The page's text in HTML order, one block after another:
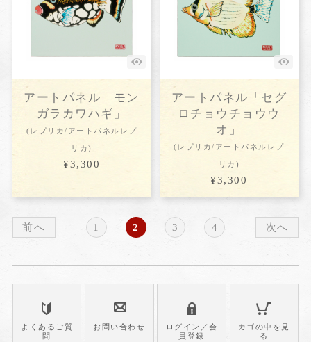
アートパネル「モン
ガラカワハギ」
(レプリカ/アートパネルレプ
リカ)
¥3,300
アートパネル「セグ
ロチョウチョウウ
オ」
(レプリカ/アートパネルレプ
リカ)
¥3,300
前へ 1 2 3 4 次へ
よくあるご質
問
お問い合わせ
ログイン／会
員登録
カゴの中を見
る